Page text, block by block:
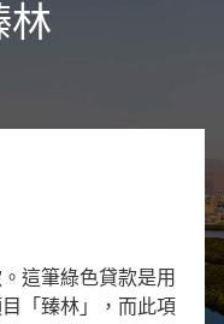
林
這筆綠色貸款是用
「臻林」，而此項